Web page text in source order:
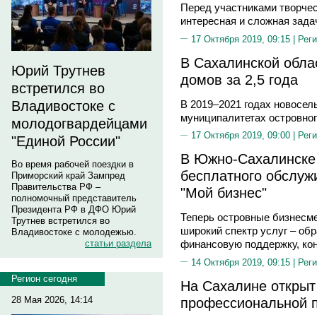
Юрий Трутнев
встретился во
Владивостоке с
молодогвардейцами
"Единой России"
Во время рабочей поездки в
Приморский край Зампред
Правительства РФ –
полномочный представитель
Президента РФ в ДФО Юрий
Трутнев встретился во
Владивостоке с молодежью.
статьи раздела
Регион сегодня
28 Мая 2026, 14:14
Перед участниками
интересная и сложная
17 Октября 2019, 09:15 |
В Сахалинской
домов за 2,5 года
В 2019–2021 годах
муниципалитетах
17 Октября 2019, 09:00 |
В Южно-Сахалинске
бесплатного
"Мой бизнес"
Теперь островные
широкий спектр услуг –
финансовую поддержку,
14 Октября 2019, 09:15 |
На Сахалине
профессиональной